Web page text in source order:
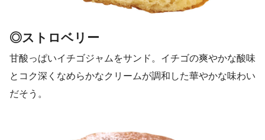
◎ストロベリー
甘酸っぱいイチゴジャムをサンド。イチゴの爽やかな酸味
とコク深くなめらかなクリームが調和した華やかな味わい
だそう。